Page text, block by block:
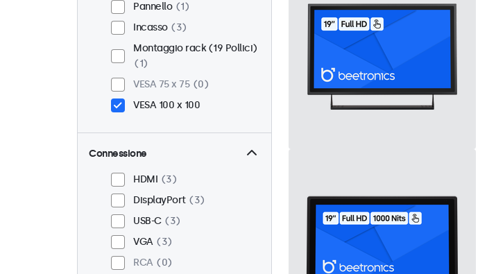
Pannello
1
Incasso
3
Montaggio rack (19 Pollici)
1
VESA 75 x 75
0
VESA 100 x 100
Connessione
HDMI
3
DisplayPort
3
USB-C
3
VGA
3
RCA
0